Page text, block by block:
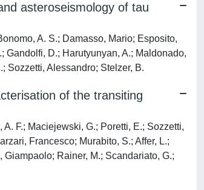
asteroseismology of tau
A. S.; Damasso, Mario; Esposito,
Gandolfi, D.; Harutyunyan, A.; Maldonado,
Sozzetti, Alessandro; Stelzer, B.
of the transiting
F.; Maciejewski, G.; Poretti, E.; Sozzetti,
Francesco; Murabito, S.; Affer, L.;
Rainer, M.; Scandariato, G.;